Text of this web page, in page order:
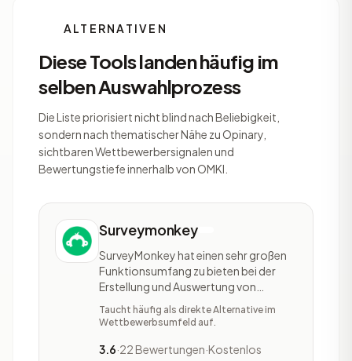
ALTERNATIVEN
Diese Tools landen häufig im
selben Auswahlprozess
Die Liste priorisiert nicht blind nach Beliebigkeit,
sondern nach thematischer Nähe zu Opinary,
sichtbaren Wettbewerbersignalen und
Bewertungstiefe innerhalb von OMKI.
Surveymonkey
SurveyMonkey hat einen sehr großen
Funktionsumfang zu bieten bei der
Erstellung und Auswertung von
Umfragen. In der kostenlosen Version
eignet sich SurveyMonkey im besten
reinschnuppern. Der Online Service von
Taucht häufig als direkte Alternative im
Wettbewerbsumfeld auf.
3.6·22 Bewertungen·Kostenlos